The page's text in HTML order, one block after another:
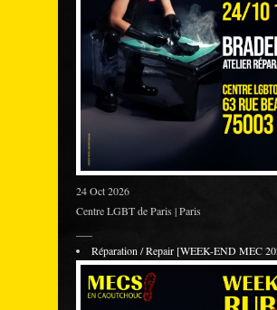
24 Oct 2026
Centre LGBT de Paris | Paris
Réparation / Repair [WEEK-END MEC